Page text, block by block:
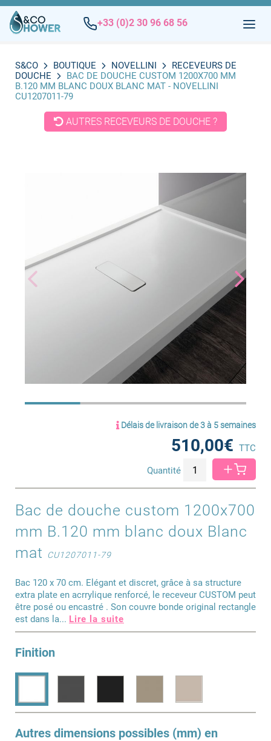
+33 (0)2 30 96 68 56
S&CO BOUTIQUE NOVELLINI
RECEVEURS DE
DOUCHE
BAC DE DOUCHE CUSTOM 1200X700 MM
B.120 MM BLANC DOUX BLANC MAT - NOVELLINI
CU1207011-79
AUTRES RECEVEURS DE DOUCHE ?
Délais de livraison de 3 à 5 semaines
510,00€ TTC
Quantité
Bac de douche custom 1200x700
mm B.120 mm blanc doux Blanc
mat
CU1207011-79
Bac 120 x 70 cm. Elégant et discret, grâce à sa structure
extra plate en acrrylique renforcé, le receveur CUSTOM peut
être posé ou encastré . Son couvre bonde original rectangle
est dans la... Lire la suite
Finition
Autres dimensions possibles (mm) en